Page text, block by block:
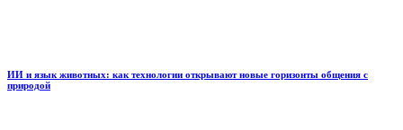
ИИ и язык животных: как технологии открывают новые горизонты общения с
природой